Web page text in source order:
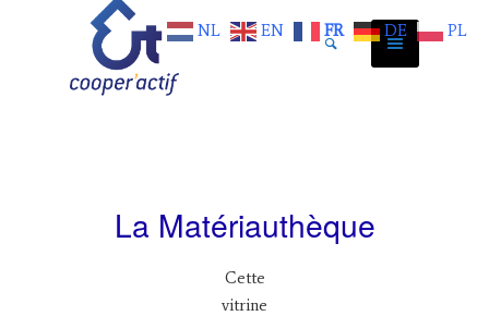
La Matériauthèque
Cette
vitrine
NL EN FR DE PL